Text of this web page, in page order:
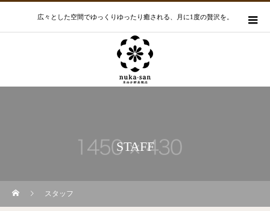
広々とした空間でゆっくりゆったり癒される、月に1度の贅沢を。
STAFF
スタッフ